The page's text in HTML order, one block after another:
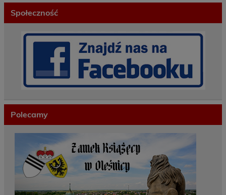
Społeczność
Polecamy